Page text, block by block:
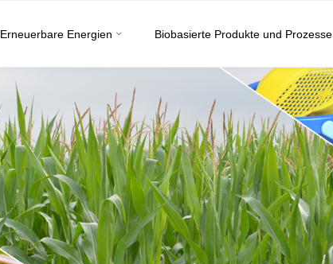
Erneuerbare Energien Biobasierte Produkte und Prozesse